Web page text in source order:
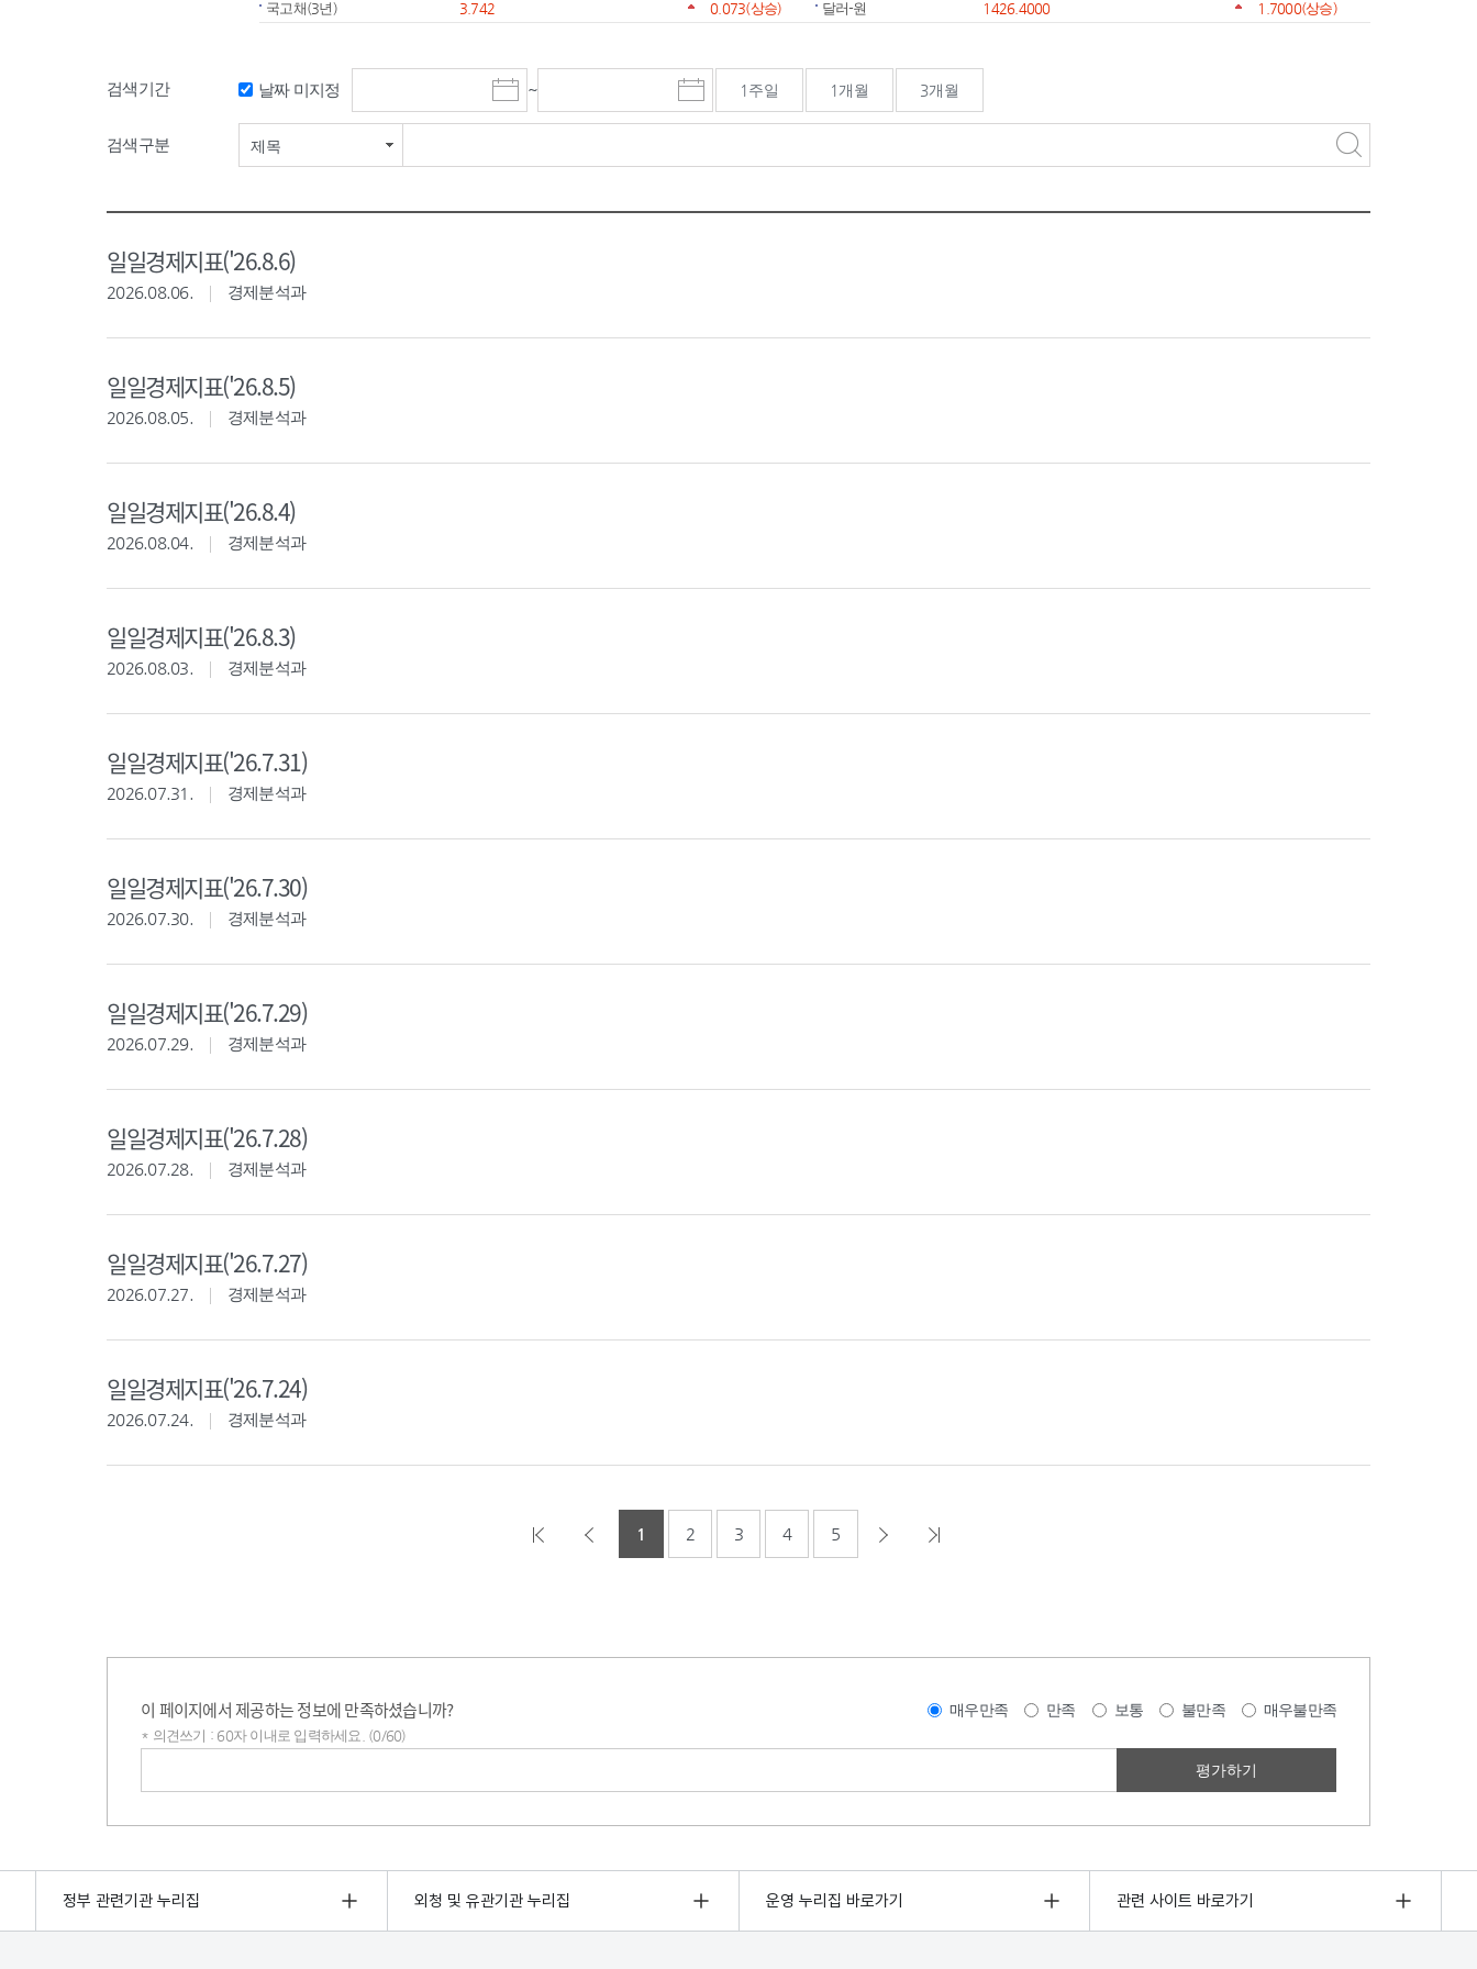
국고채(3년)
3.742 0.073(상승) 달러-원 1426.4000 1.7000(상승)
검색기간 날짜 미지정
시
작
~
종
료
1주일 1개월 3개월
검색구분 제목
일일경제지표('26.8.6)
2026.08.06. 경제분석과
일일경제지표('26.8.5)
2026.08.05. 경제분석과
일일경제지표('26.8.4)
2026.08.04. 경제분석과
일일경제지표('26.8.3)
2026.08.03. 경제분석과
일일경제지표('26.7.31)
2026.07.31. 경제분석과
일일경제지표('26.7.30)
2026.07.30. 경제분석과
일일경제지표('26.7.29)
2026.07.29. 경제분석과
일일경제지표('26.7.28)
2026.07.28. 경제분석과
일일경제지표('26.7.27)
2026.07.27. 경제분석과
일일경제지표('26.7.24)
2026.07.24. 경제분석과
1 2 3 4 5
이 페이지에서 제공하는 정보에 만족하셨습니까? 매우만족 만족 보통 불만족 매우불만족
* 의견쓰기 : 60자 이내로 입력하세요. (0/60)
정부 관련기관 누리집 외청 및 유관기관 누리집 운영 누리집 바로가기 관련 사이트 바로가기